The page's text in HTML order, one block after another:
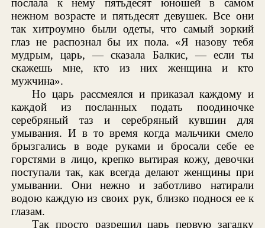
послала к нему пятьдесят юношей в самом
нежном возрасте и пятьдесят девушек. Все они
так хитроумно были одеты, что самый зоркий
глаз не распознал бы их пола. «Я назову тебя
мудрым, царь, — сказала Балкис, — если ты
скажешь мне, кто из них женщина и кто
мужчина».
Но царь рассмеялся и приказал каждому и
каждой из посланных подать поодиночке
серебряный таз и серебряный кувшин для
умывания. И в то время когда мальчики смело
брызгались в воде руками и бросали себе ее
горстями в лицо, крепко вытирая кожу, девочки
поступали так, как всегда делают женщины при
умывании. Они нежно и заботливо натирали
водою каждую из своих рук, близко поднося ее к
глазам.
Так просто разрешил царь первую загадку